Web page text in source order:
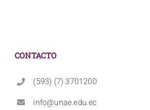
CONTACTO
(593) (7) 3701200
info@unae.edu.ec